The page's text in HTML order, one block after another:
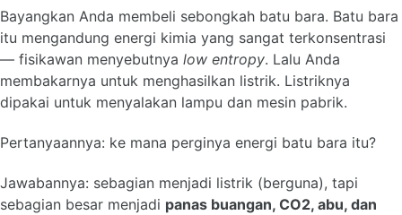
Bayangkan Anda membeli sebongkah batu bara. Batu bara
itu mengandung energi kimia yang sangat terkonsentrasi
— fisikawan menyebutnya low entropy. Lalu Anda
membakarnya untuk menghasilkan listrik. Listriknya
dipakai untuk menyalakan lampu dan mesin pabrik.
Pertanyaannya: ke mana perginya energi batu bara itu?
Jawabannya: sebagian menjadi listrik (berguna), tapi
sebagian besar menjadi panas buangan, CO2, abu, dan